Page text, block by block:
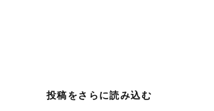
投稿をさらに読み込む